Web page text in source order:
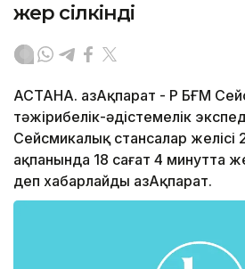
жер сілкінді
АСТАНА. ҚазАқпарат - ҚР БҒМ
тәжірибелік-әдістемелік
Сейсмикалық стансалар
ақпанында 18 сағат 4 минутта
деп хабарлайды ҚазАқпарат.